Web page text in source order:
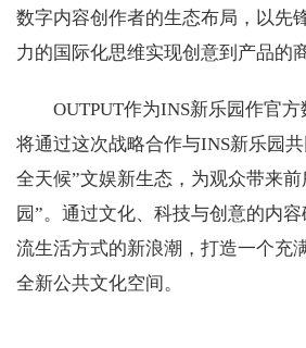
数字内容创作者的生态布局，以先
力的国际化思维实现创意到产品的
OUTPUT作为INS新乐园作官方
将通过这次战略合作与INS新乐园
全天候”文娱新生态，为观众带来
园”。通过文化、科技与创意的内
流生活方式的新浪潮，打造一个充
全新公共文化空间。